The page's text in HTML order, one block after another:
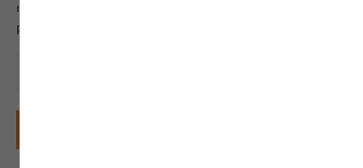
newsletter MéO et vous acceptez l'utilisation de vos données
personnelles selon notre